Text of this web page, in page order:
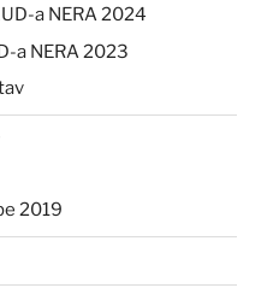
a NERA 2024
a NERA 2023
2019